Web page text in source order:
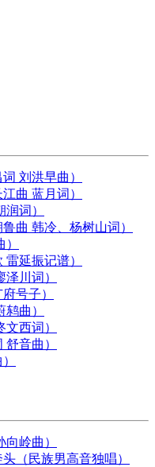
刘洪早曲）
曲 蓝月词）
词）
曲 韩冷、杨树山词）
延振记谱）
川词）
号子）
曲）
西词）
音曲）
岭曲）
（民族男高音独唱）